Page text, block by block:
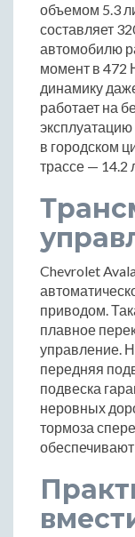
объемом 5.3
составляет
автомобилю
момент в 472
динамику
работает на
в городском
трассе — 14.2
Chevrolet
приводом.
плавное
управление.
передняя
подвеска
неровных
тормоза